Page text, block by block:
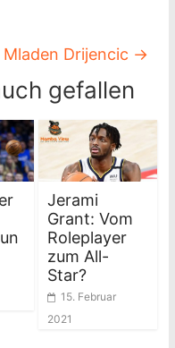
Drijencic →
gefallen
Jerami
Grant: Vom
Roleplayer
zum All-
Star?
15. Februar
2021